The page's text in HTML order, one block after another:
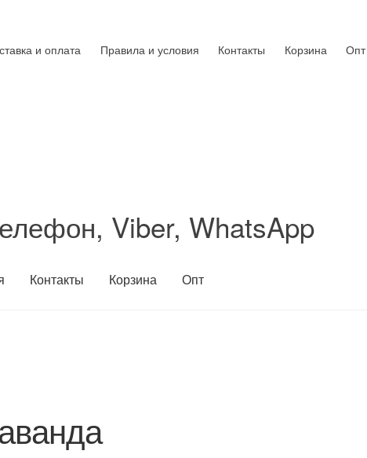
и оплата Правила и условия Контакты Корзина Опт
Viber, WhatsApp
Контакты Корзина Опт